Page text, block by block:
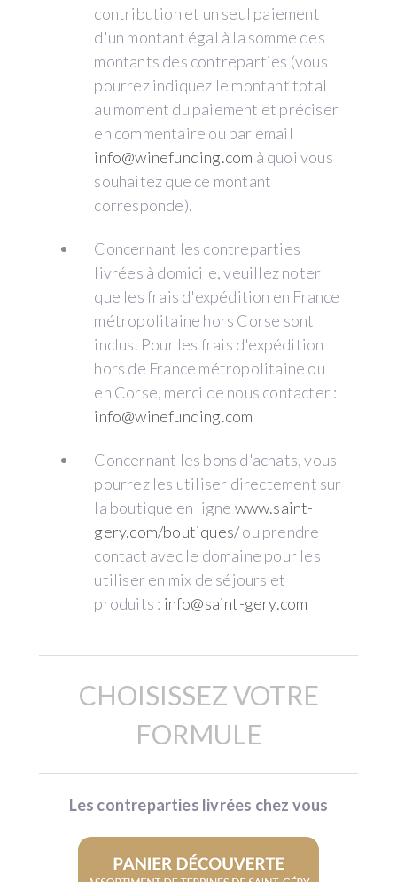
contribution et un seul paiement
d'un montant égal à la somme des
montants des contreparties (vous
pourrez indiquez le montant total
au moment du paiement et préciser
en commentaire ou par email
info@winefunding.com à quoi vous
souhaitez que ce montant
corresponde).
Concernant les contreparties
livrées à domicile, veuillez noter
que les frais d'expédition en France
métropolitaine hors Corse sont
inclus. Pour les frais d'expédition
hors de France métropolitaine ou
en Corse, merci de nous contacter :
info@winefunding.com
Concernant les bons d'achats, vous
pourrez les utiliser directement sur
la boutique en ligne www.saint-
gery.com/boutiques/ou prendre
contact avec le domaine pour les
utiliser en mix de séjours et
produits : info@saint-gery.com
CHOISISSEZ VOTRE
FORMULE
Les contreparties livrées chez vous